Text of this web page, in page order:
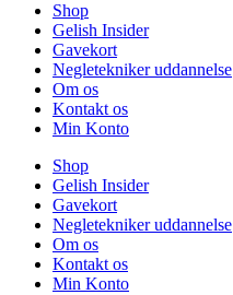
Shop
Gelish Insider
Gavekort
Negletekniker uddannelse
Om os
Kontakt os
Min Konto
Shop
Gelish Insider
Gavekort
Negletekniker uddannelse
Om os
Kontakt os
Min Konto